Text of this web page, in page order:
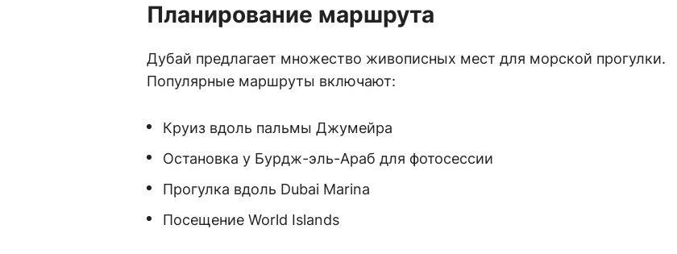
Планирование маршрута
Дубай предлагает множество живописных мест для морской прогулки.
Популярные маршруты включают:
Круиз вдоль пальмы Джумейра
Остановка у Бурдж-эль-Араб для фотосессии
Прогулка вдоль Dubai Marina
Посещение World Islands